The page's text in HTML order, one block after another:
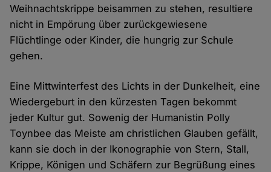
Weihnachtskrippe beisammen zu stehen, resultiere
nicht in Empörung über zurückgewiesene
Flüchtlinge oder Kinder, die hungrig zur Schule
gehen.
Eine Mittwinterfest des Lichts in der Dunkelheit, eine
Wiedergeburt in den kürzesten Tagen bekommt
jeder Kultur gut. Sowenig der Humanistin Polly
Toynbee das Meiste am christlichen Glauben gefällt,
kann sie doch in der Ikonographie von Stern, Stall,
Krippe, Königen und Schäfern zur Begrüßung eines